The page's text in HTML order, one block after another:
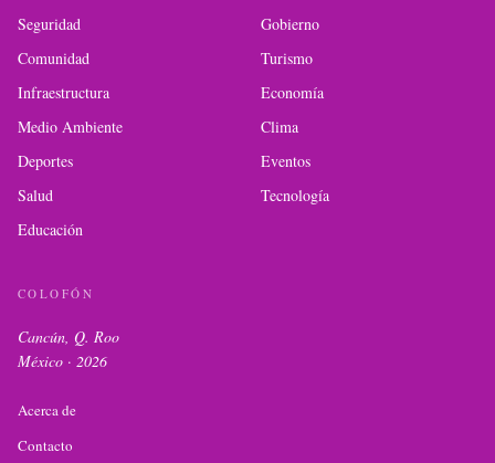
Seguridad
Gobierno
Comunidad
Turismo
Infraestructura
Economía
Medio Ambiente
Clima
Deportes
Eventos
Salud
Tecnología
Educación
COLOFÓN
Cancún, Q. Roo
México · 2026
Acerca de
Contacto